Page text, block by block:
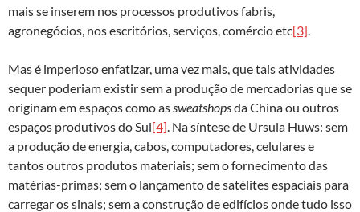
mais se inserem nos processos produtivos fabris,
agronegócios, nos escritórios, serviços, comércio etc[3].
Mas é imperioso enfatizar, uma vez mais, que tais atividades
sequer poderiam existir sem a produção de mercadorias que se
originam em espaços como assweatshopsda China ou outros
espaços produtivos do Sul[4]. Na síntese de Ursula Huws: sem
a produção de energia, cabos, computadores, celulares e
tantos outros produtos materiais; sem o fornecimento das
matérias-primas; sem o lançamento de satélites espaciais para
carregar os sinais; sem a construção de edifícios onde tudo isso